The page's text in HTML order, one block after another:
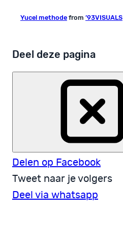
Yucel methode from ’93VISUALS
Deel deze pagina
Delen op Facebook
Tweet naar je volgers
Deel via whatsapp